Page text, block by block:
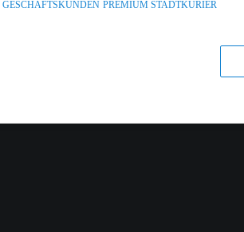
GESCHÄFTSKUNDEN PREMIUM STADTKURIER